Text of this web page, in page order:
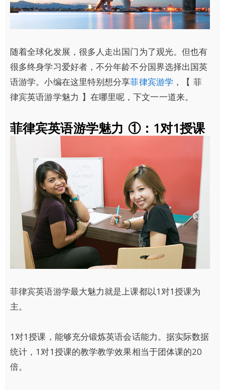
随着全球化发展，很多人走出国门为了观光。但也有
很多终身学习爱好者，不分年龄不分国界选择出国英
语游学。小编在这里特别想分享菲律宾游学 ，【 菲
律宾英语游学魅力 】在哪里呢，下文一一道来。
菲律宾英语游学魅力 ①：1对1授课
菲律宾英语游学最大魅力就是上课都以1对1授课为
主。
1对1授课，能够充分锻炼英语会话能力。据实际数据
统计，1对1授课的教学教学效果相当于团体课的20
倍。